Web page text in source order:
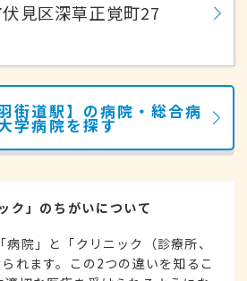
見区深草正覚町27
街道駅】の病院・総合病
学病院を探す
ク」のちがいについて
院」と「クリニック（診療所、
れます。この2つの違いを知るこ